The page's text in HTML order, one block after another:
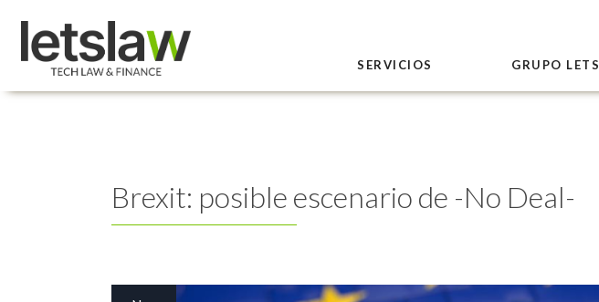
SERVICIOS GRUPO LETS
Brexit: posible escenario de -No Deal-